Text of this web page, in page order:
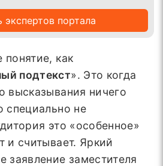
портала
понятие, как
подтекст». Это когда
высказывания ничего
специально не
это «особенное»
и считывает. Яркий
заявление заместителя